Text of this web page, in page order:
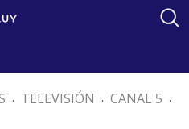
. TELEVISIÓN . CANAL 5 .